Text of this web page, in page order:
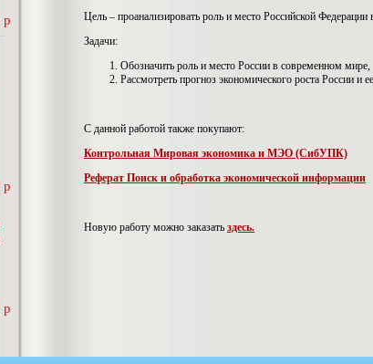
р
р
р
Цель – проанализировать роль и место Российской
Задачи:
Обозначить роль и место России в современном мире,
Рассмотреть прогноз экономического роста России и
С данной работой также покупают:
Контрольная Мировая экономика и МЭО (СибУПК)
Реферат Поиск и обработка экономической информации
Новую работу можно заказать здесь.